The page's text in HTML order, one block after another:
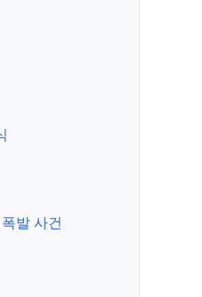
발 사건